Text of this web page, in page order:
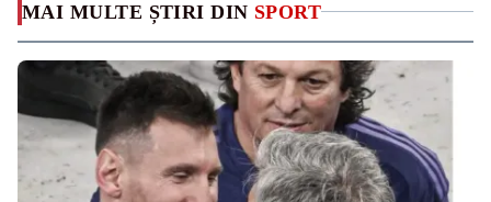
MAI MULTE ȘTIRI DIN SPORT